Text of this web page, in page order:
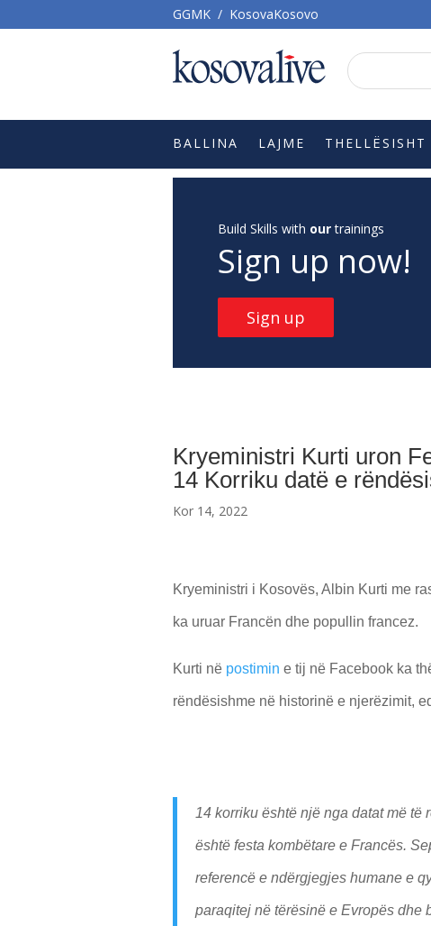
GGMK / KosovaKosovo
BALLINA LAJME THELLËSISHT
Build Skills with ourtrainings
Sign up now!
Sign up
Kryeministri Kurti uron
14 Korriku datë e
Kor 14, 2022
Kryeministri i Kosovës, Albin Kurti me
ka uruar Francën dhe popullin francez.
Kurti në postimin e tij në Facebook ka
rëndësishme në historinë e njerëzimit,
14 korriku është një nga datat më
është festa kombëtare e Francës.
referencë e ndërgjegjes humane e
paraqitej në tërësinë e Evropës dhe